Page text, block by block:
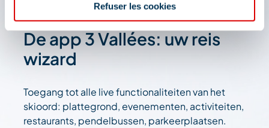
Refuser les cookies
De app 3 Vallées: uw reis
wizard
Toegang tot alle live functionaliteiten van het
skioord: plattegrond, evenementen, activiteiten,
restaurants, pendelbussen, parkeerplaatsen.